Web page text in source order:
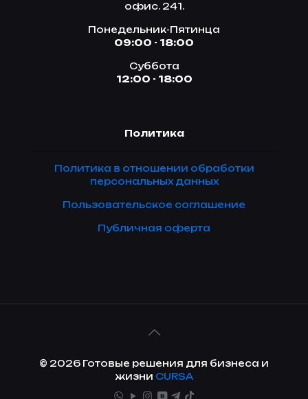
офис. 241.
Понедельник-Пятинца
09:00 - 18:00
Суббота
12:00 - 18:00
Политика
Политика в отношении обработки
персональных данных
Пользовательское соглашение
Публичная оферта
© 2026 Готовые решения для бизнеса и
жизни CURSA